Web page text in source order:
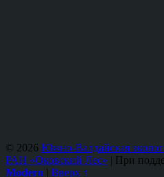
© 2026 Южно-Валдайская
РАН «Оковский Лес» | При
Modern | Вверх ↑